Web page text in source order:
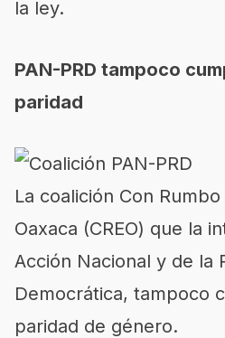
la ley.
PAN-PRD tampoco
paridad
La coalición Con
Oaxaca (CREO) que la
Acción Nacional y de la
Democrática, tampoco
paridad de género.